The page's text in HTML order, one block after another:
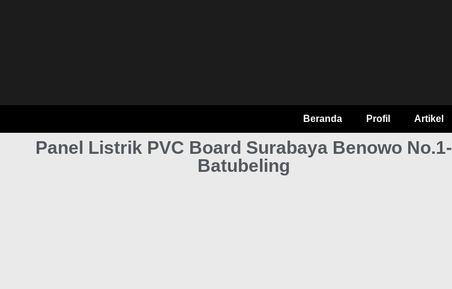
Beranda Profil Artikel
Panel Listrik PVC Board Surabaya Benowo No.1-
Batubeling